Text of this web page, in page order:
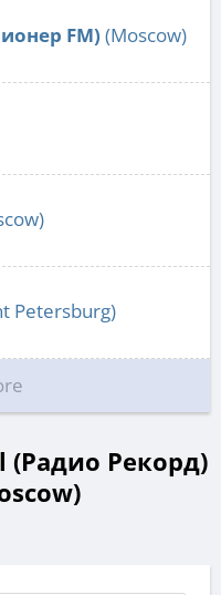
FM) (Moscow)
Petersburg)
(Радио Рекорд)